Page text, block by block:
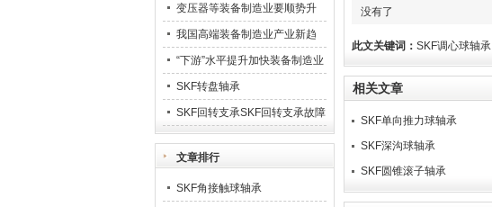
变压器等装备制造业要顺势升
级23
我国高端装备制造业产业新趋
势
“下游”水平提升加快装备制造业
业发展
SKF转盘轴承
SKF回转支承SKF回转支承故障
排除
文章排行
SKF角接触球轴承
没有了
此文关键词： SKF调心球轴承
相关文章
SKF单向推力球轴承
SKF深沟球轴承
SKF圆锥滚子轴承